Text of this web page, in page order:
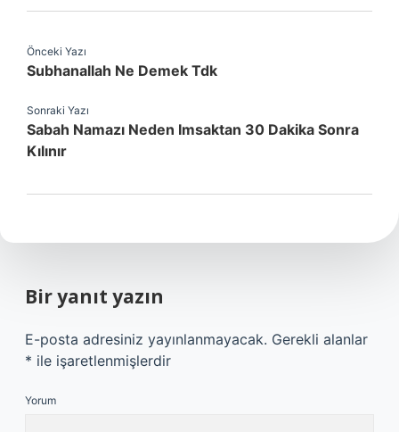
Önceki Yazı
Subhanallah Ne Demek Tdk
Sonraki Yazı
Sabah Namazı Neden Imsaktan 30 Dakika Sonra
Kılınır
Bir yanıt yazın
E-posta adresiniz yayınlanmayacak. Gerekli alanlar
* ile işaretlenmişlerdir
Yorum